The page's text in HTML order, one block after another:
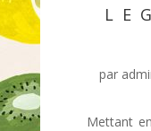
par
Mettant